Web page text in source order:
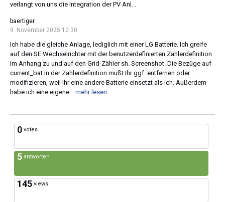
verlangt von uns die Integration der PV Anl...
baertiger
9. November 2025 12:30
Ich habe die gleiche Anlage, lediglich mit einer LG Batterie. Ich greife
auf den SE Wechselrichter mit der benutzerdefinierten Zählerdefinition
im Anhang zu und auf den Grid-Zähler sh. Screenshot. Die Bezüge auf
current_bat in der Zählerdefinition müßt Ihr ggf. entfernen oder
modifizieren, weil Ihr eine andere Batterie einsetzt als ich. Außerdem
habe ich eine eigene ...mehr lesen
0 votes
5 antworten
145 views